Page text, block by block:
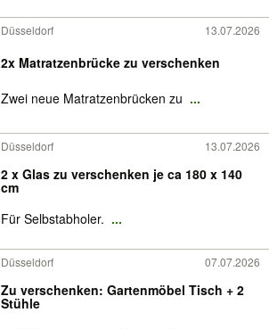
Düsseldorf 13.07.2026
2x Matratzenbrücke zu verschenken
Zwei neue Matratzenbrücken zu ...
Düsseldorf 13.07.2026
2 x Glas zu verschenken je ca 180 x 140
cm
Für Selbstabholer. ...
Düsseldorf 07.07.2026
Zu verschenken: Gartenmöbel Tisch + 2
Stühle